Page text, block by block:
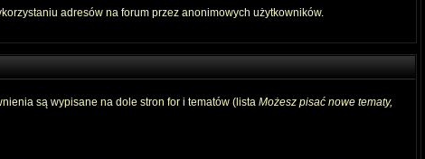
adresów na forum przez anonimowych użytkowników.
są wypisane na dole stron for i tematów (lista Możesz pisać nowe tematy,